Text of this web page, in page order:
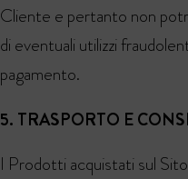
Cliente e pertanto non
di eventuali utilizzi
pagamento.
5. TRASPORTO E
I Prodotti acquistati sul